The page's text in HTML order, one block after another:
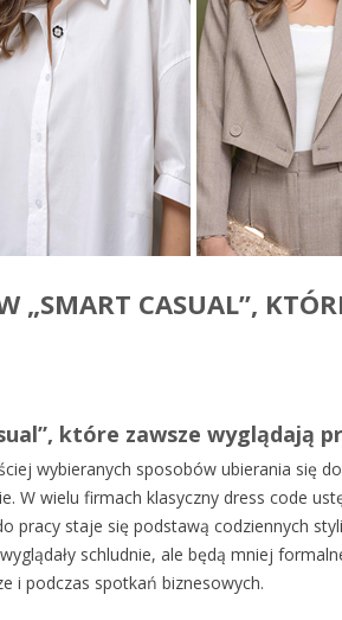
„SMART CASUAL”,
które zawsze wyglądają
wybieranych sposobów ubierania się
W wielu firmach klasyczny dress code
pracy staje się podstawą codziennych
schludnie, ale będą mniej
i podczas spotkań biznesowych.